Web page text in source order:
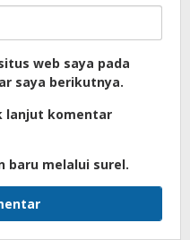
web saya pada
saya berikutnya.
lanjut komentar
baru melalui surel.